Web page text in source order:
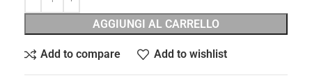
AGGIUNGI AL CARRELLO
Add to compare Add to wishlist